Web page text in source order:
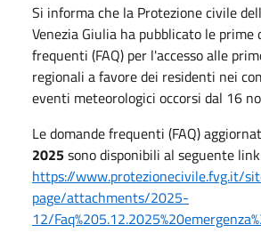
Si informa che la Protezione civile
Venezia Giulia ha pubblicato le prime
frequenti (FAQ) per l'accesso alle
regionali a favore dei residenti nei
eventi meteorologici occorsi dal 16
Le domande frequenti (FAQ)
2025sono disponibili al seguente
https://www.protezionecivile.fvg.it/
page/attachments/2025-
12/